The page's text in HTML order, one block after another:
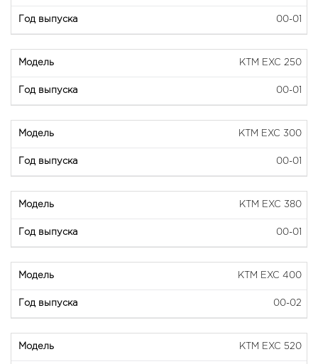
00-01
KTM EXC 250
00-01
KTM EXC 300
00-01
KTM EXC 380
00-01
KTM EXC 400
00-02
KTM EXC 520